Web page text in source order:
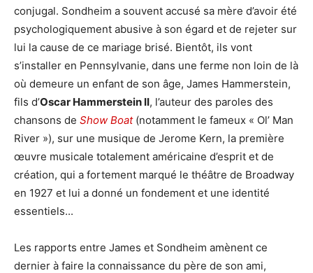
conjugal. Sondheim a souvent accusé sa mère d’avoir été
psychologiquement abusive à son égard et de rejeter sur
lui la cause de ce mariage brisé. Bientôt, ils vont
s’installer en Pennsylvanie, dans une ferme non loin de là
où demeure un enfant de son âge, James Hammerstein,
fils d’Oscar Hammerstein II, l’auteur des paroles des
chansons de Show Boat(notamment le fameux « Ol’ Man
River »), sur une musique de Jerome Kern, la première
œuvre musicale totalement américaine d’esprit et de
création, qui a fortement marqué le théâtre de Broadway
en 1927 et lui a donné un fondement et une identité
essentiels...
Les rapports entre James et Sondheim amènent ce
dernier à faire la connaissance du père de son ami,